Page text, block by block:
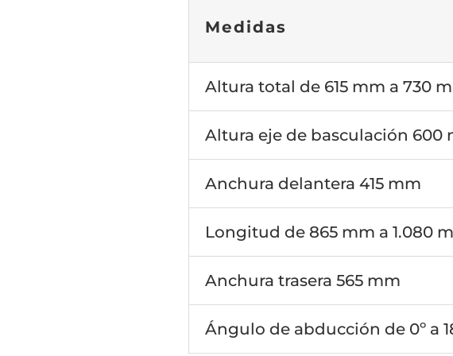
Medidas
Altura total de 615 mm a 730
Altura eje de basculación 600
Anchura delantera 415 mm
Longitud de 865 mm a 1.080
Anchura trasera 565 mm
Ángulo de abducción de 0º a